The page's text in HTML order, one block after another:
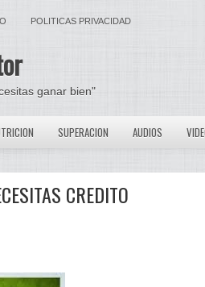
POLITICAS PRIVACIDAD
ganar bien"
SUPERACION AUDIOS
CREDITO